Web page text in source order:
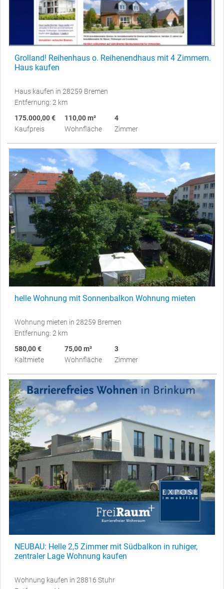
Grolland! Reihenhaus o. Reihenendhaus mit 4 Zimmern.
Haus kaufen
Haus kaufen in 28259 Bremen
Entfernung: 2 km
175.000,00 €
Kaufpreis
110,00 m²
Wohnfläche
4
Zimmer
helle Wohnung mit Sonnenbalkon Wohnung mieten
Wohnung mieten in 28259 Bremen
Entfernung: 2 km
580,00 €
Kaltmiete
75,00 m²
Wohnfläche
3
Zimmer
NEUBAU: Helle 2,5 Zimmer mit Südbalkon in ruhiger,
zentraler Lage Wohnung kaufen
Wohnung kaufen in 28816 Stuhr